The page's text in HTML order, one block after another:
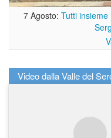
7 Agosto: Tutti
Video dalla Valle del